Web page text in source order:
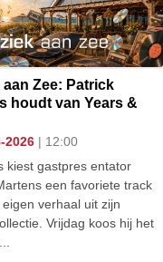
aan Zee: Patrick
houdt van Years &
2026 | 12:00
kiest gastpres entator
een favoriete track
verhaal uit zijn
Vrijdag koos hij het